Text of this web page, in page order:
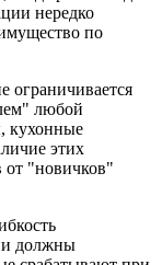
нередко
по
ограничивается
любой
кухонные
этих
от "новичков"
должны